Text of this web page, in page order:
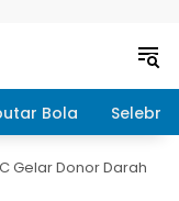
Bola
Gelar Donor Darah